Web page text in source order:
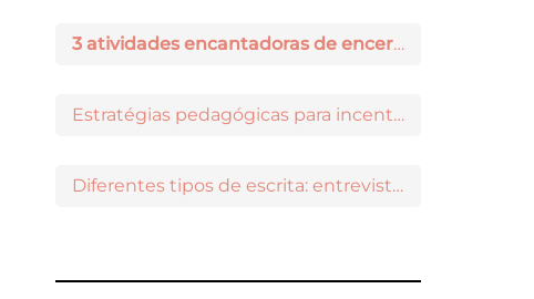
3 atividades encantadoras de encerramento de ano letivo
Estratégias pedagógicas para incentivar a iniciação científica entre os estudantes
Diferentes tipos de escrita: entrevista com Ricardo Prado